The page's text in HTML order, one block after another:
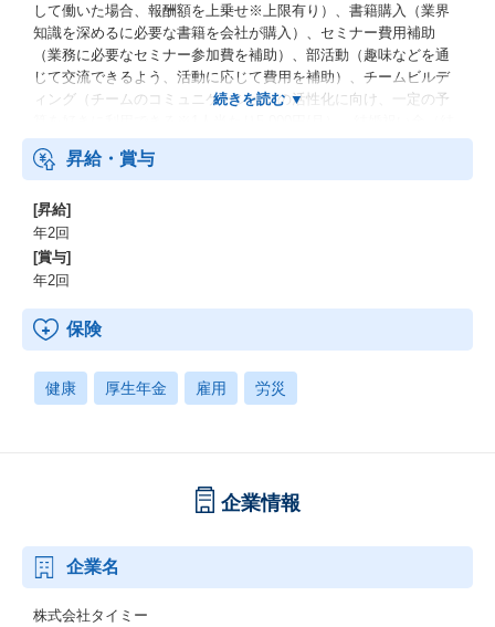
して働いた場合、報酬額を上乗せ※上限有り）、書籍購入（業界
知識を深めるに必要な書籍を会社が購入）、セミナー費用補助
（業務に必要なセミナー参加費を補助）、部活動（趣味などを通
じて交流できるよう、活動に応じて費用を補助）、チームビルデ
ィング（チームのコミュニケーションの活性化に向け、一定の予
婚した従業員に祝い金を支給） 等
昇給・賞与
[昇給]
年2回
[賞与]
年2回
保険
健康 厚生年金 雇用 労災
企業情報
企業名
株式会社タイミー